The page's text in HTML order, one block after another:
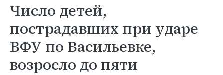
Число детей,
пострадавших при ударе
ВФУ по Васильевке,
возросло до пяти